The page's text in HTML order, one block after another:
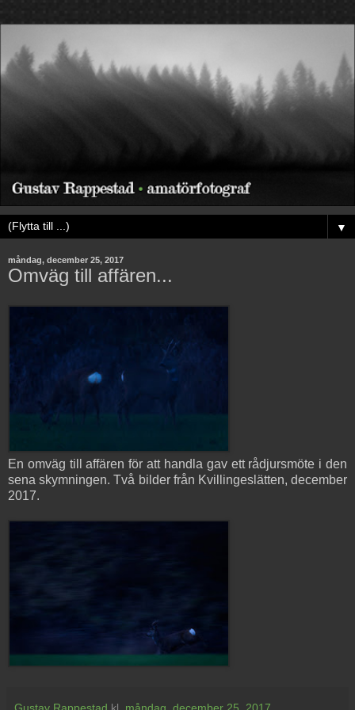
▼
måndag, december 25, 2017
Omväg till affären...
En omväg till affären för att handla gav ett rådjursmöte i den
sena skymningen. Två bilder från Kvillingeslätten, december
2017.